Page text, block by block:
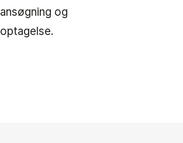
ansøgning og
optagelse.